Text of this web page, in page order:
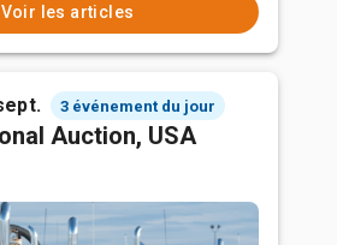
Voir les articles
3 événement du jour
Auction, USA